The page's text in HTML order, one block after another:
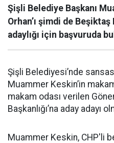
Şişli Belediye Başkanı
Orhan’ı şimdi de
adaylığı için başvuruda
Şişli Belediyesi’nde
Muammer Keskin’in
makam odası verilen
Başkanlığı’na aday adayı
Muammer Keskin, CHP'li